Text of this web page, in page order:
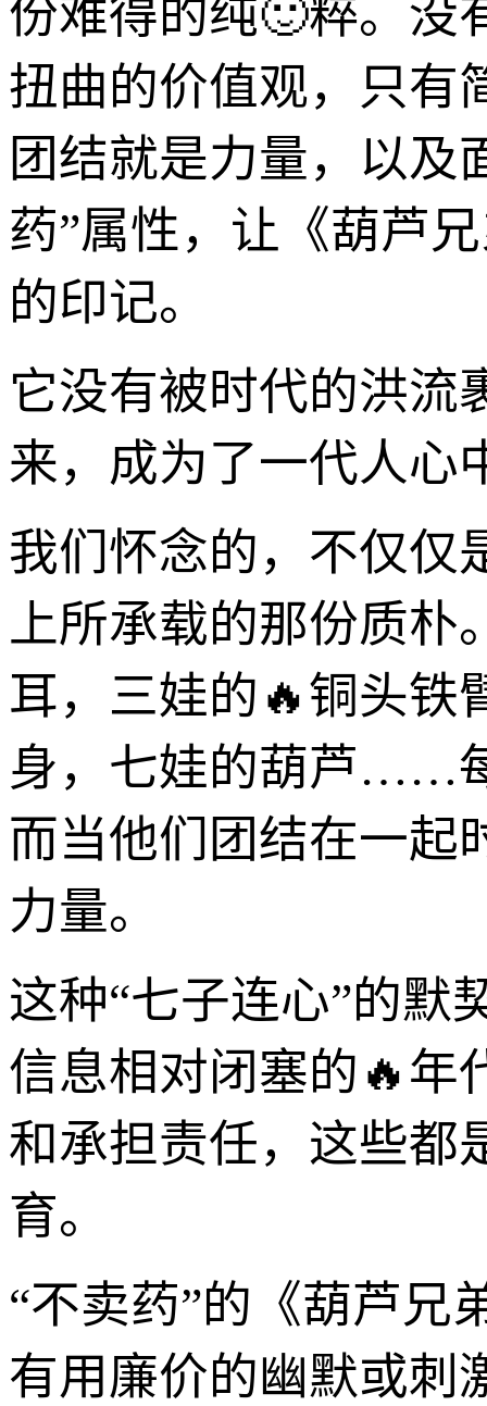
份难得的纯🙂粹。没
扭曲的价值观，只有
团结就是力量，以及
药”属性，让《葫芦
的印记。
它没有被时代的洪流
来，成为了一代人心
我们怀念的，不仅仅
上所承载的那份质朴
耳，三娃的🔥铜头铁
身，七娃的葫芦……
而当他们团结在一起
力量。
这种“七子连心”的默
信息相对闭塞的🔥年
和承担责任，这些都
育。
“不卖药”的《葫芦兄
有用廉价的幽默或刺